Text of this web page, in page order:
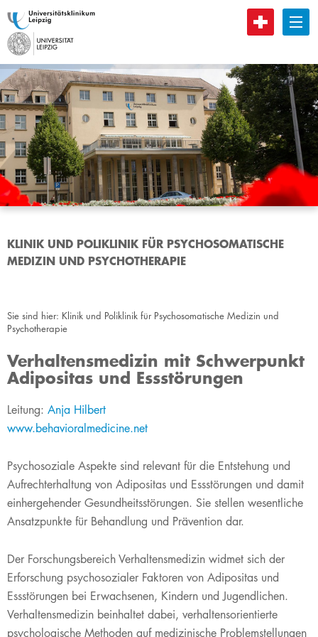
B
KLINIK UND POLIKLINIK FÜR PSYCHOSOMATISCHE
MEDIZIN UND PSYCHOTHERAPIE
Sie sind hier: Klinik und Poliklinik für Psychosomatische Medizin und
Psychotherapie
Verhaltensmedizin mit Schwerpunkt
Adipositas und Essstörungen
​​​​​​​​​​​​​Leitung: Anja Hilbert​
www.behavioralmedicine.net
Psychosoziale Aspekte sind relevant für die Entstehung und
Aufrechterhaltung von Adipositas und Essstörungen und damit
einhergehender Gesundheitsstörungen. Sie stellen wesentliche
Ansatzpunkte für Behandlung und Prävention dar.
Der Forschungsbereich Verhaltensmedizin widmet sich der
Erforschung psychosozialer Faktoren von Adipositas und
Essstörungen bei Erwachsenen, Kindern und Jugendlichen.
Verhaltensmedizin beinhaltet dabei, verhaltensorientierte
psychologische Methoden auf medizinische Problemstellungen